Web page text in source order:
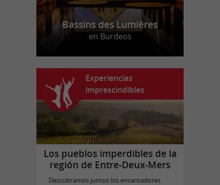
Bassins des Lumières
en Burdeos
Experiencias
imprescindibles
Los pueblos imperdibles de la
región de Entre-Deux-Mers
Descubramos juntos los encantadores